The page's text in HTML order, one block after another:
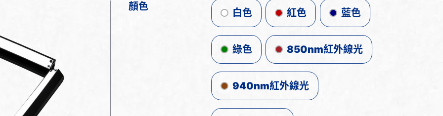
顏色
白色 紅色 藍色
綠色 850nm紅外線光
940nm紅外線光